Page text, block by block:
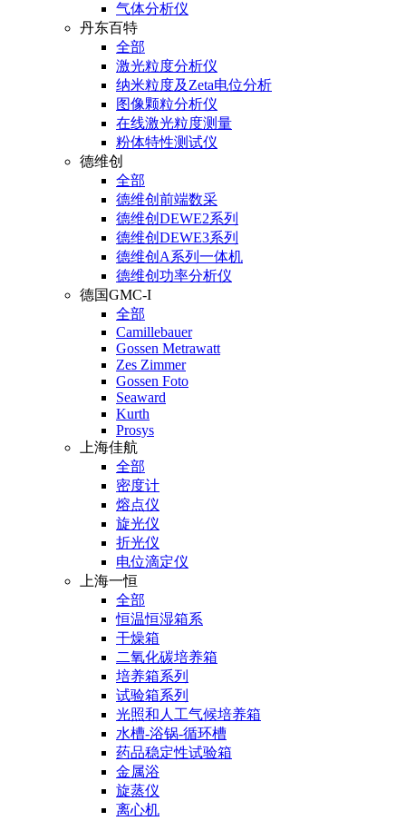
气体分析仪
丹东百特
全部
激光粒度分析仪
纳米粒度及Zeta电位分析
图像颗粒分析仪
在线激光粒度测量
粉体特性测试仪
德维创
全部
德维创前端数采
德维创DEWE2系列
德维创DEWE3系列
德维创A系列一体机
德维创功率分析仪
德国GMC-I
全部
Camillebauer
Gossen Metrawatt
Zes Zimmer
Gossen Foto
Seaward
Kurth
Prosys
上海佳航
全部
密度计
熔点仪
旋光仪
折光仪
电位滴定仪
上海一恒
全部
恒温恒湿箱系
干燥箱
二氧化碳培养箱
培养箱系列
试验箱系列
光照和人工气候培养箱
水槽-浴锅-循环槽
药品稳定性试验箱
金属浴
旋蒸仪
离心机